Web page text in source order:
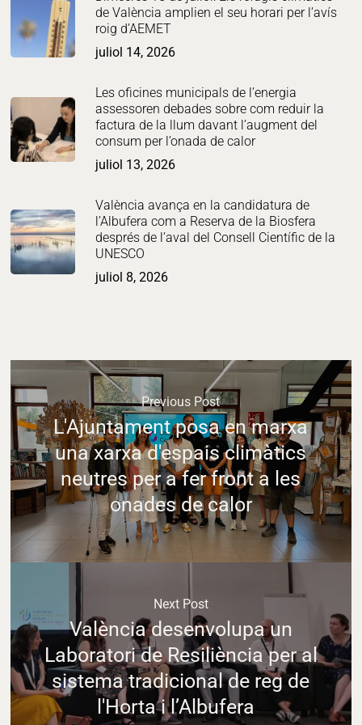
de València amplien el seu horari per l’avís
roig d’AEMET
juliol 14, 2026
Les oficines municipals de l’energia
assessoren debades sobre com reduir la
factura de la llum davant l’augment del
consum per l’onada de calor
juliol 13, 2026
València avança en la candidatura de
l’Albufera com a Reserva de la Biosfera
després de l’aval del Consell Científic de la
UNESCO
juliol 8, 2026
Previous Post
L'Ajuntament posa en marxa
una xarxa d'espais climàtics
neutres per a fer front a les
onades de calor
Next Post
València desenvolupa un
Laboratori de Resiliència per al
sistema tradicional de reg de
l'Horta i l’Albufera